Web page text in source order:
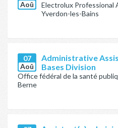
Aoû
Electrolux Professional
Yverdon-les-Bains
07
Aoû
Administrative
Bases Division
Office fédéral de la santé
Berne